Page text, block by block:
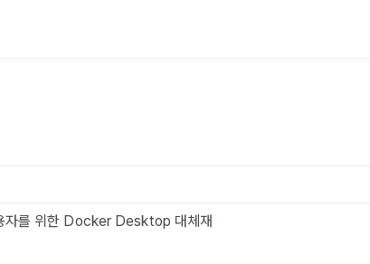
를 위한 Docker Desktop 대체재